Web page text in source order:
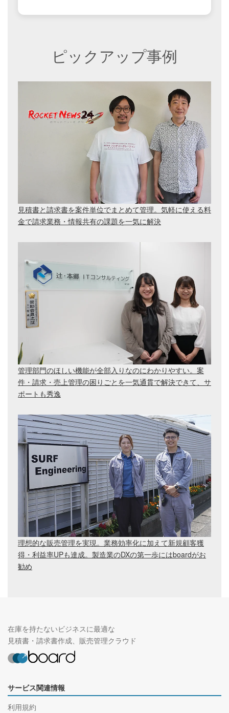
ピックアップ事例
見積書と請求書を案件単位でまとめて管理。気軽に使える料
金で請求業務・情報共有の課題を一気に解決
管理部門のほしい機能が全部入りなのにわかりやすい。案
件・請求・売上管理の困りごとを一気通貫で解決できて、サ
ポートも秀逸
理想的な販売管理を実現。業務効率化に加えて新規顧客獲
得・利益率UPも達成。製造業のDXの第一歩にはboardがお
勧め
在庫を持たないビジネスに最適な
見積書・請求書作成、販売管理クラウド
サービス関連情報
利用規約